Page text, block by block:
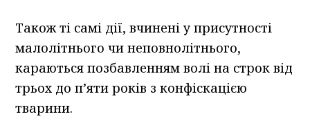
Також ті самі дії, вчинені у присутності
малолітнього чи неповнолітнього,
караються позбавленням волі на строк від
трьох до п’яти років з конфіскацією
тварини.